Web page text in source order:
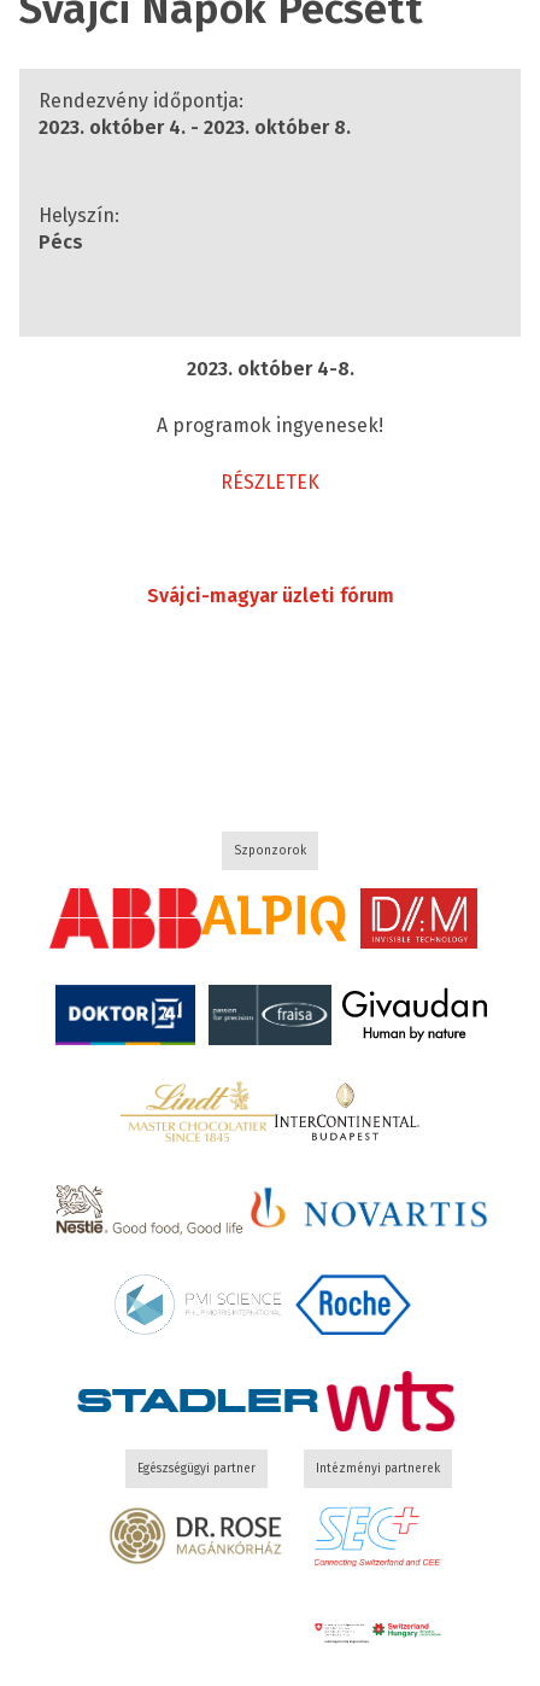
Rendezvény időpontja:
2023. október 4. - 2023. október 8.
Helyszín:
Pécs
2023. október 4-8.
A programok ingyenesek!
RÉSZLETEK
Svájci-magyar üzleti fórum
Szponzorok
Egészségügyi partner Intézményi partnerek